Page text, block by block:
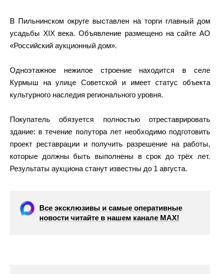
В Пильнинском округе выставлен на торги главный дом
усадьбы XIX века. Объявление размещено на сайте АО
«Российский аукционный дом».
Одноэтажное нежилое строение находится в селе
Курмыш на улице Советской и имеет статус объекта
культурного наследия регионального уровня.
Покупатель обязуется полностью отреставрировать
здание: в течение полутора лет необходимо подготовить
проект реставрации и получить разрешение на работы,
которые должны быть выполнены в срок до трёх лет.
Результаты аукциона станут известны до 1 августа.
Все эксклюзивы и самые оперативные
новости читайте в нашем канале МАХ!